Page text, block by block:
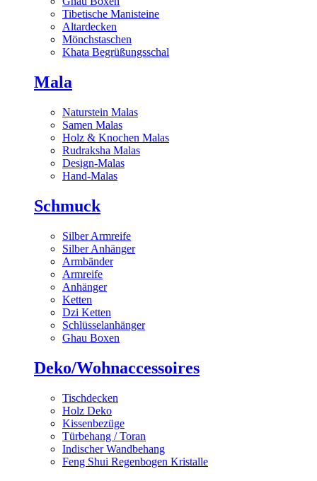
Tibetische Manisteine
Altardecken
Mönchstaschen
Khata Begrüßungsschal
Mala
Naturstein Malas
Samen Malas
Holz & Knochen Malas
Rudraksha Malas
Design-Malas
Hand-Malas
Schmuck
Silber Armreife
Silber Anhänger
Armbänder
Armreife
Anhänger
Ketten
Dzi Ketten
Schlüsselanhänger
Ghau Boxen
Deko/Wohnaccessoires
Tischdecken
Holz Deko
Kissenbezüge
Türbehang / Toran
Indischer Wandbehang
Feng Shui Regenbogen Kristalle